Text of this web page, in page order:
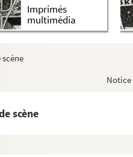
Imprimés
multimédia
Notice
scène